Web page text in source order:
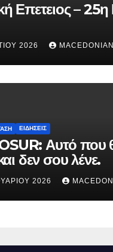
Επετειος –
2026
ΕΙΔΉΣΕΙΣ
Αυτό που
δεν σου λένε.
2026